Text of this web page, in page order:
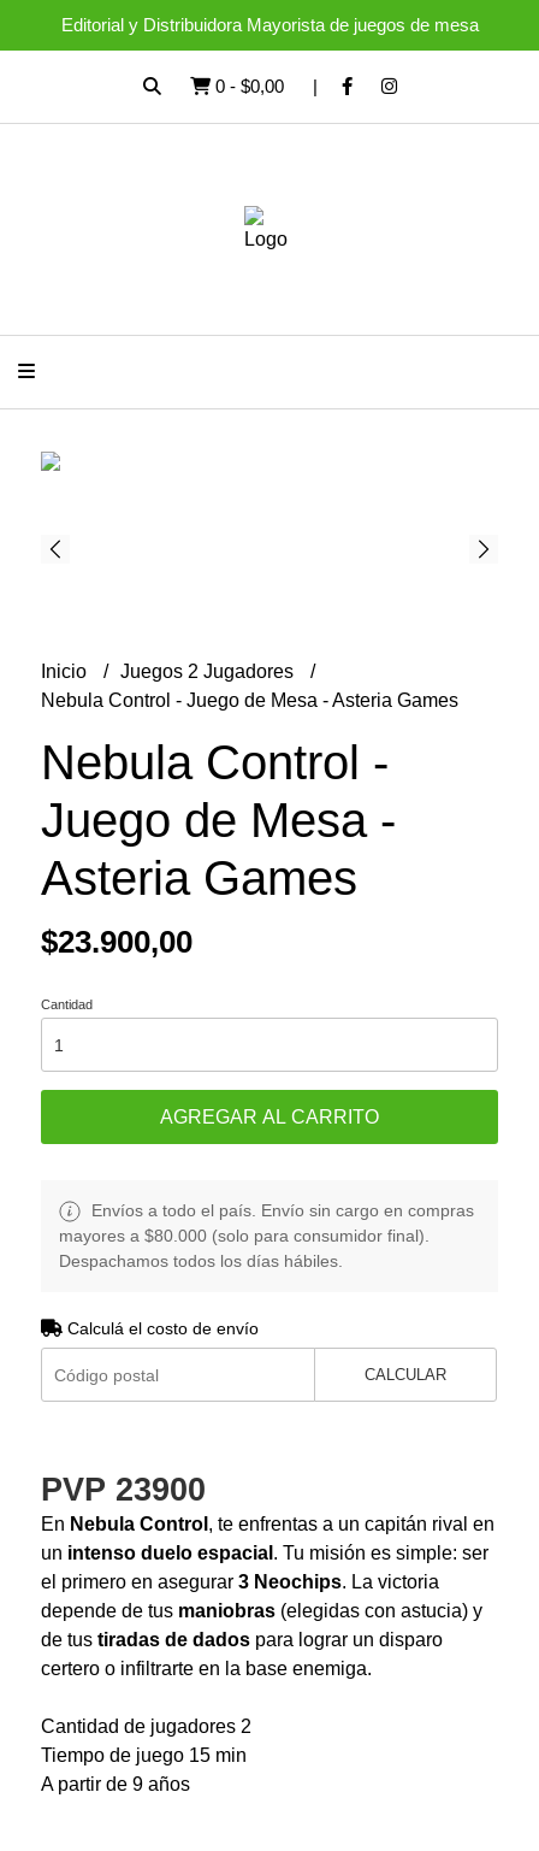
Editorial y Distribuidora Mayorista de juegos de mesa
0 - $0,00
Inicio
Juegos 2 Jugadores
Nebula Control - Juego de Mesa - Asteria Games
Nebula Control -
Juego de Mesa -
Asteria Games
$23.900,00
Cantidad
AGREGAR AL CARRITO
Envíos a todo el país. Envío sin cargo en compras
mayores a $80.000 (solo para consumidor final).
Despachamos todos los días hábiles.
Calculá el costo de envío
CALCULAR
PVP 23900
En Nebula Control , te enfrentas a un capitán rival en
un intenso duelo espacial . Tu misión es simple: ser
el primero en asegurar 3 Neochips. La victoria
depende de tus maniobras(elegidas con astucia) y
de tus tiradas de dadospara lograr un disparo
certero o infiltrarte en la base enemiga.
Cantidad de jugadores 2
Tiempo de juego 15 min
A partir de 9 años